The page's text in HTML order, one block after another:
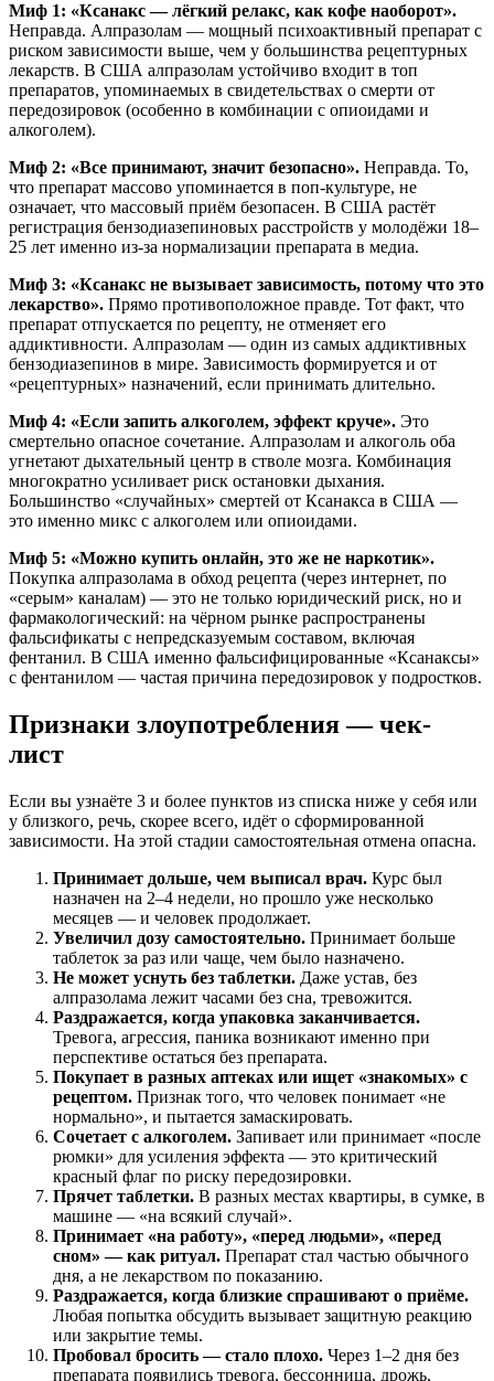
Миф 1: «Ксанакс — лёгкий релакс, как кофе наоборот».
Неправда. Алпразолам — мощный психоактивный препарат с
риском зависимости выше, чем у большинства рецептурных
лекарств. В США алпразолам устойчиво входит в топ
препаратов, упоминаемых в свидетельствах о смерти от
передозировок (особенно в комбинации с опиоидами и
алкоголем).
Миф 2: «Все принимают, значит безопасно». Неправда. То,
что препарат массово упоминается в поп-культуре, не
означает, что массовый приём безопасен. В США растёт
регистрация бензодиазепиновых расстройств у молодёжи 18–
25 лет именно из-за нормализации препарата в медиа.
Миф 3: «Ксанакс не вызывает зависимость, потому что это
лекарство». Прямо противоположное правде. Тот факт, что
препарат отпускается по рецепту, не отменяет его
аддиктивности. Алпразолам — один из самых аддиктивных
бензодиазепинов в мире. Зависимость формируется и от
«рецептурных» назначений, если принимать длительно.
Миф 4: «Если запить алкоголем, эффект круче». Это
смертельно опасное сочетание. Алпразолам и алкоголь оба
угнетают дыхательный центр в стволе мозга. Комбинация
многократно усиливает риск остановки дыхания.
Большинство «случайных» смертей от Ксанакса в США —
это именно микс с алкоголем или опиоидами.
Миф 5: «Можно купить онлайн, это же не наркотик».
Покупка алпразолама в обход рецепта (через интернет, по
«серым» каналам) — это не только юридический риск, но и
фармакологический: на чёрном рынке распространены
фальсификаты с непредсказуемым составом, включая
фентанил. В США именно фальсифицированные «Ксанаксы»
с фентанилом — частая причина передозировок у подростков.
Признаки злоупотребления — чек-
лист
Если вы узнаёте 3 и более пунктов из списка ниже у себя или
у близкого, речь, скорее всего, идёт о сформированной
зависимости. На этой стадии самостоятельная отмена опасна.
Принимает дольше, чем выписал врач. Курс был
назначен на 2–4 недели, но прошло уже несколько
месяцев — и человек продолжает.
Увеличил дозу самостоятельно. Принимает больше
таблеток за раз или чаще, чем было назначено.
Не может уснуть без таблетки. Даже устав, без
алпразолама лежит часами без сна, тревожится.
Раздражается, когда упаковка заканчивается.
Тревога, агрессия, паника возникают именно при
перспективе остаться без препарата.
Покупает в разных аптеках или ищет «знакомых» с
рецептом. Признак того, что человек понимает «не
нормально», и пытается замаскировать.
Сочетает с алкоголем. Запивает или принимает «после
рюмки» для усиления эффекта — это критический
красный флаг по риску передозировки.
Прячет таблетки. В разных местах квартиры, в сумке, в
машине — «на всякий случай».
Принимает «на работу», «перед людьми», «перед
сном» — как ритуал. Препарат стал частью обычного
дня, а не лекарством по показанию.
Раздражается, когда близкие спрашивают о приёме.
Любая попытка обсудить вызывает защитную реакцию
или закрытие темы.
Пробовал бросить — стало плохо. Через 1–2 дня без
препарата появились тревога, бессонница, дрожь,